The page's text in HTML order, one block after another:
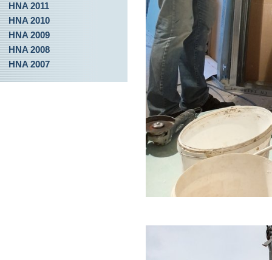
HNA 2011
HNA 2010
HNA 2009
HNA 2008
HNA 2007